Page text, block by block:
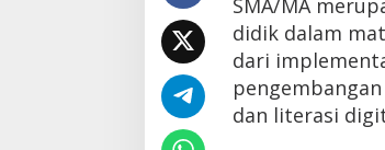
SMA/MA
didik dalam
dari
dan literasi